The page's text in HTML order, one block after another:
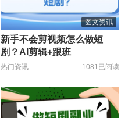
图文资讯
新手不会剪视频怎么做短
剧？AI剪辑+跟班
热门资讯 1081已阅读